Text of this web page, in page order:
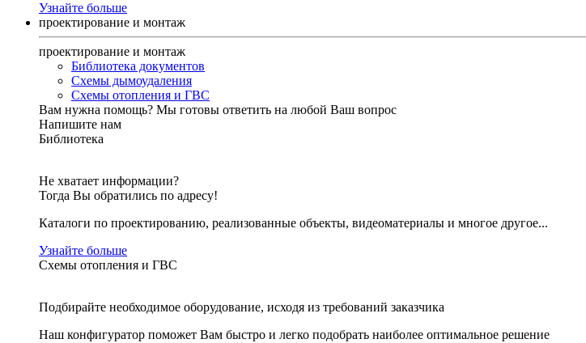
Узнайте больше
проектирование и монтаж
проектирование и монтаж
Библиотека документов
Схемы дымоудаления
Схемы отопления и ГВС
Вам нужна помощь? Мы готовы ответить на любой Ваш вопрос
Напишите нам
Библиотека
Не хватает информации?
Тогда Вы обратились по адресу!
Каталоги по проектированию, реализованные объекты, видеоматериалы и многое другое...
Узнайте больше
Схемы отопления и ГВС
Подбирайте необходимое оборудование, исходя из требований заказчика
Наш конфигуратор поможет Вам быстро и легко подобрать наиболее оптимальное решение